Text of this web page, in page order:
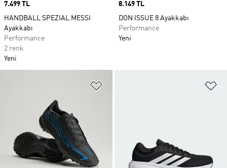
Price
7.499 TL
HANDBALL SPEZIAL MESSI
Ayakkabı
Performance
2 renk
Yeni
Price
8.149 TL
DON ISSUE 8 Ayakkabı
Performance
Yeni